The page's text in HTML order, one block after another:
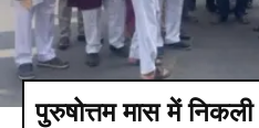
पुरुषोत्तम मास में